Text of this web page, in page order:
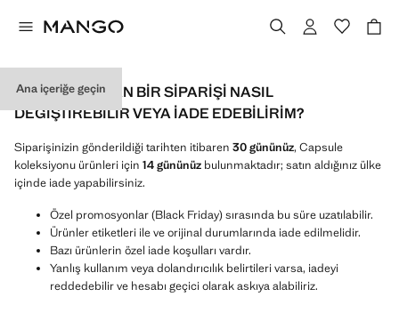
Ana içeriğe geçin
ONLINE YAPILAN BIR SIPARIŞI NASIL
DEĞIŞTIREBILIR VEYA IADE EDEBILIRIM?
Siparişinizin gönderildiği tarihten itibaren 30 gününüz, Capsule
koleksiyonu ürünleri için 14 gününüz bulunmaktadır; satın aldığınız ülke
içinde iade yapabilirsiniz.
Özel promosyonlar (Black Friday) sırasında bu süre uzatılabilir.
Ürünler etiketleri ile ve orijinal durumlarında iade edilmelidir.
Bazı ürünlerin özel iade koşulları vardır.
Yanlış kullanım veya dolandırıcılık belirtileri varsa, iadeyi
reddedebilir ve hesabı geçici olarak askıya alabiliriz.